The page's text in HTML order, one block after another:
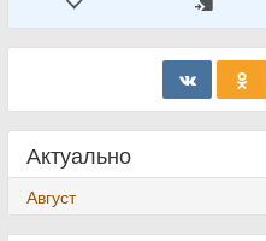
Актуально
Август